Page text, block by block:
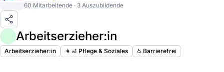
60 Mitarbeitende · 3 Auszubildende
Arbeitserzieher:in
Arbeitserzieher:in 👩‍🦽 Pflege & Soziales ♿️ Barrierefrei